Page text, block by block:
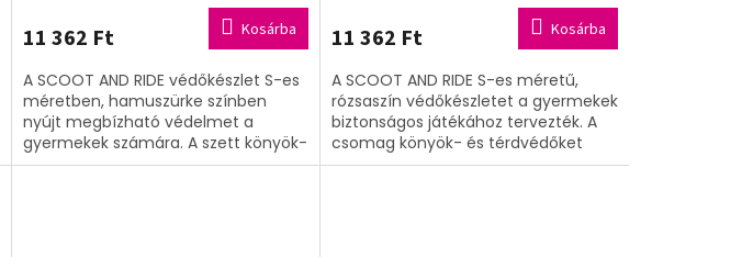
11 362 Ft Kosárba
A SCOOT AND RIDE védőkészlet S-es
méretben, hamuszürke színben
nyújt megbízható védelmet a
gyermekek számára. A szett könyök-
és térdvédőket tartalmaz, amelyek
11 362 Ft Kosárba
A SCOOT AND RIDE S-es méretű,
rózsaszín védőkészletet a gyermekek
biztonságos játékához tervezték. A
csomag könyök- és térdvédőket
tartalmaz, amelyek állítható